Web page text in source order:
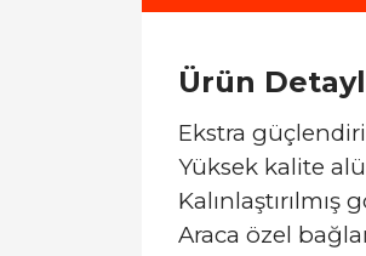
Ürün
Ekstra
Yüksek kalite
Kalınlaştırılmış
Araca özel